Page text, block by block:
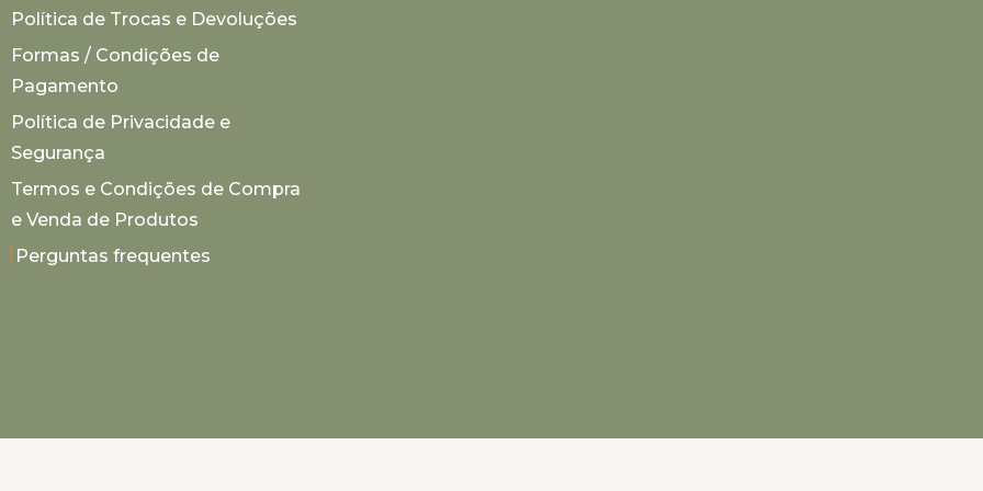
Política de Trocas e Devoluções
Formas / Condições de
Pagamento
Política de Privacidade e
Segurança
Termos e Condições de Compra
e Venda de Produtos
Perguntas frequentes